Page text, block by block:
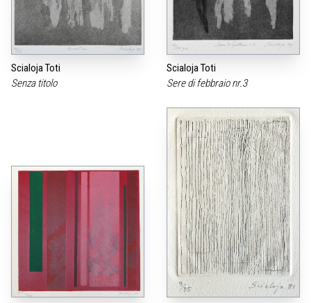
Scialoja Toti
Senza titolo
Scialoja Toti
Sere di febbraio nr.3